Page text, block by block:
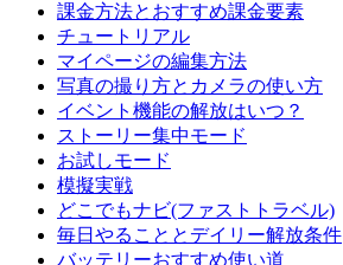
課金方法とおすすめ課金要素
チュートリアル
マイページの編集方法
写真の撮り方とカメラの使い方
イベント機能の解放はいつ？
ストーリー集中モード
お試しモード
模擬実戦
どこでもナビ(ファストトラベル)
毎日やることとデイリー解放条件
バッテリーおすすめ使い道